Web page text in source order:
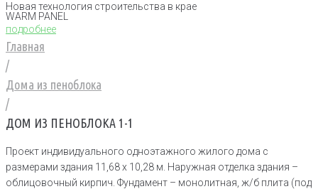
Новая технология строительства в крае
WARM PANEL
подробнее
Главная
/
Дома из пеноблока
/
ДОМ ИЗ ПЕНОБЛОКА 1-1
Проект индивидуального одноэтажного жилого дома с
размерами здания 11,68 x 10,28 м. Наружная отделка здания –
облицовочный кирпич. Фундамент – монолитная, ж/б плита (под